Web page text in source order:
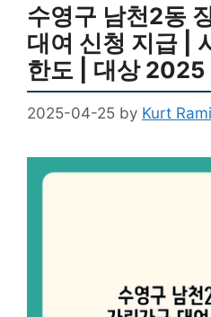
수영구 남천2동
대여 신청 지급 |
한도 | 대상 2025
2025-04-25 by Kurt